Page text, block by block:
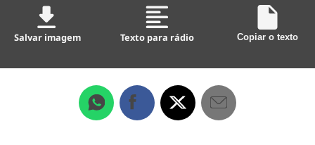
Salvar imagem Texto para rádio Copiar o texto